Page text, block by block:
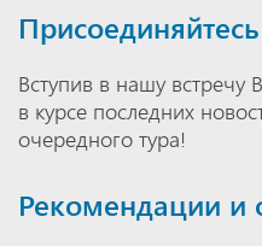
Вступив в нашу встречу
в курсе последних
очередного тура!
Рекомендации и